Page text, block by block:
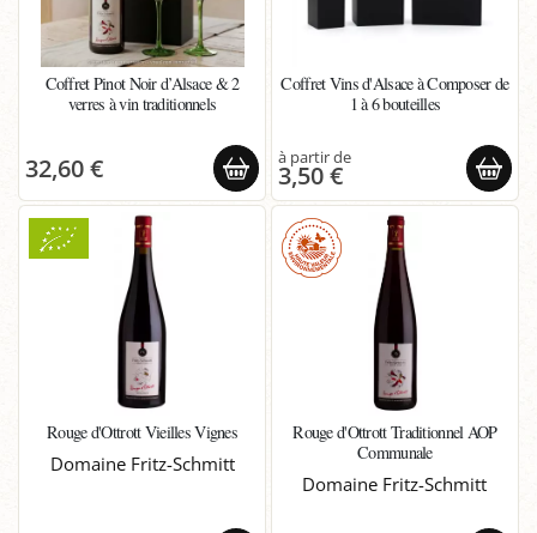
Coffret Pinot Noir d’Alsace & 2
verres à vin traditionnels
32,60 €
Coffret Vins d'Alsace à Composer de
1 à 6 bouteilles
3,50 €
Rouge d'Ottrott Vieilles Vignes
Domaine Fritz-Schmitt
Rouge d'Ottrott Traditionnel AOP
Communale
Domaine Fritz-Schmitt